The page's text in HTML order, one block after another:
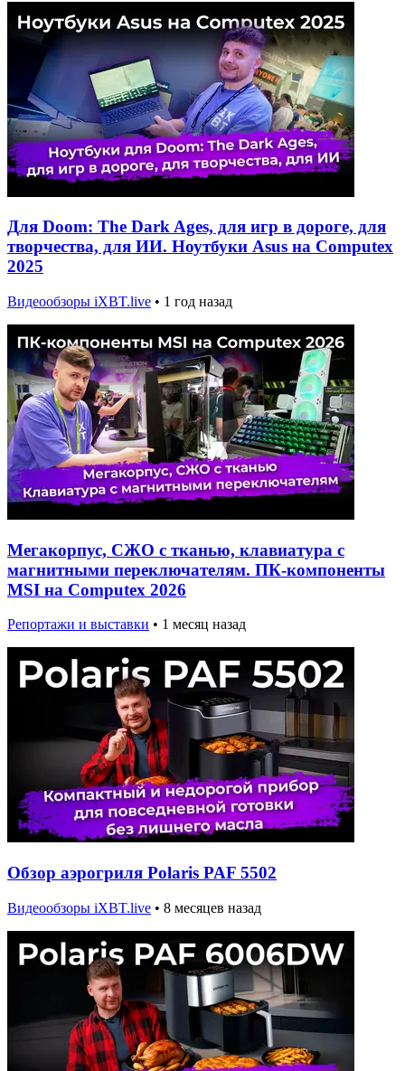
Для Doom: The Dark Ages, для игр в дороге, для
творчества, для ИИ. Ноутбуки Asus на Computex
2025
Видеообзоры iXBT.live • 1 год назад
Мегакорпус, СЖО с тканью, клавиатура с
магнитными переключателям. ПК-компоненты
MSI на Computex 2026
Репортажи и выставки • 1 месяц назад
Обзор аэрогриля Polaris PAF 5502
Видеообзоры iXBT.live • 8 месяцев назад